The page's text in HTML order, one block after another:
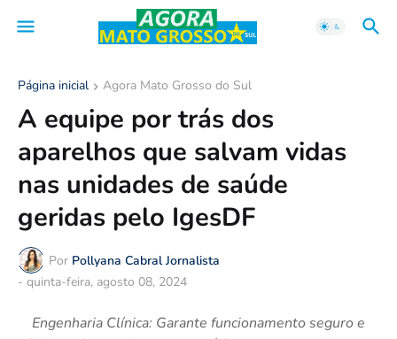
Página inicial Agora Mato Grosso do Sul
A equipe por trás dos
aparelhos que salvam vidas
nas unidades de saúde
geridas pelo IgesDF
Por Pollyana Cabral Jornalista
- quinta-feira, agosto 08, 2024
Engenharia Clínica: Garante funcionamento seguro e